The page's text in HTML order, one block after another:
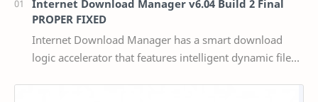
Internet Download Manager v6.04 Build 2 Final
PROPER FIXED
Internet Download Manager has a smart download
logic accelerator that features intelligent dynamic file